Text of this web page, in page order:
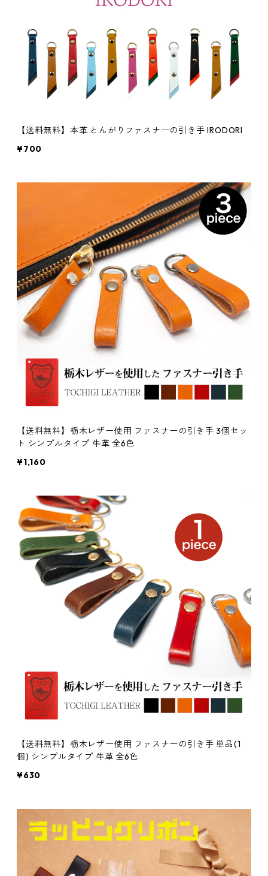
【送料無料】本革 とんがりファスナーの引き手 IRODORI
¥700
【送料無料】栃木レザー使用 ファスナーの引き手 3個セッ
ト シンプルタイプ 牛革 全6色
¥1,160
【送料無料】栃木レザー使用 ファスナーの引き手 単品(1
個) シンプルタイプ 牛革 全6色
¥630